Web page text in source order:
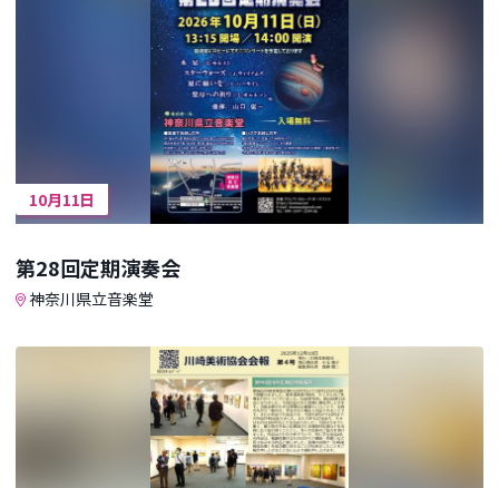
10月11日
第28回定期演奏会
神奈川県立音楽堂